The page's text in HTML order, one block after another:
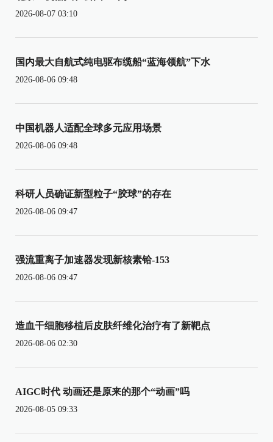
2026-08-07 03:10
国内最大自航式纯电驱布缆船“蓝海领航”下水
2026-08-06 09:48
中国机器人适配全球多元应用场景
2026-08-06 09:48
科研人员确证新型粒子“胶球”的存在
2026-08-06 09:47
强流重离子加速器发现新核素铪-153
2026-08-06 09:47
造血干细胞移植后皮肤纤维化治疗有了新靶点
2026-08-06 02:30
AIGC时代 动画还是原来的那个“动画”吗
2026-08-05 09:33